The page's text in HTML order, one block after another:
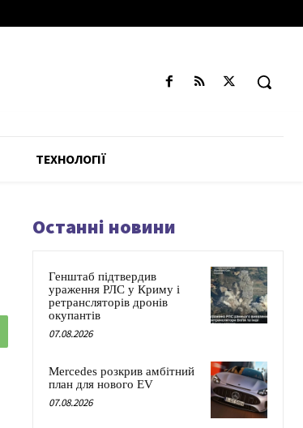
ТЕХНОЛОГІЇ
Останні новини
Генштаб підтвердив
ураження РЛС у Криму і
ретрансляторів дронів
окупантів
07.08.2026
Mercedes розкрив амбітний
план для нового EV
07.08.2026